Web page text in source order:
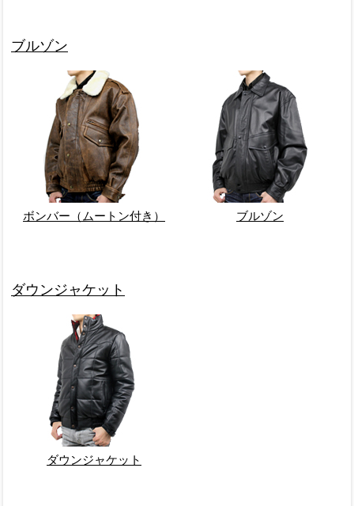
ブルゾン
ボンバー（ムートン付き） ブルゾン
ダウンジャケット
ダウンジャケット